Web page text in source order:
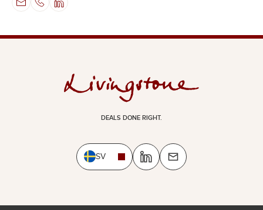
DEALS DONE RIGHT.
SV